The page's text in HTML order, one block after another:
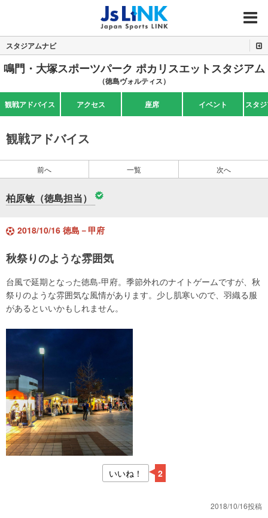
MENU
スタジアムナビ
鳴門・大塚スポーツパーク ポカリスエットスタジアム
（徳島ヴォルティス）
観戦アドバイス アクセス 座席 イベント スタ
観戦アドバイス
前へ 一覧 次へ
柏原敏（徳島担当）
2018/10/16 徳島－甲府
秋祭りのような雰囲気
台風で延期となった徳島-甲府。季節外れのナイトゲームですが、秋
祭りのような雰囲気な風情があります。少し肌寒いので、羽織る服
があるといいかもしれません。
いいね！ 2
2018/10/16投稿